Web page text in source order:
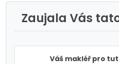
Zaujala Vás
Váš makléř pro